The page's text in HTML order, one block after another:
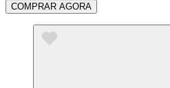
COMPRAR AGORA